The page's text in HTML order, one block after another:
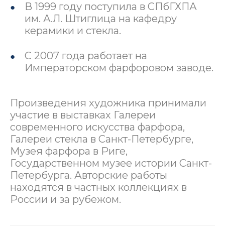
В 1999 году поступила в СПбГХПА
им. А.Л. Штиглица на кафедру
керамики и стекла.
С 2007 года работает на
Императорском фарфоровом заводе.
Произведения художника принимали
участие в выставках Галереи
современного искусства фарфора,
Галереи стекла в Санкт-Петербурге,
Музея фарфора в Риге,
Государственном музее истории Санкт-
Петербурга. Авторские работы
находятся в частных коллекциях в
России и за рубежом.